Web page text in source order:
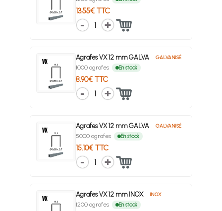
13.55€ TTC
1
Agrafes VX 12 mm GALVA GALVANISÉ
1000 agrafes En stock
8.90€ TTC
1
Agrafes VX 12 mm GALVA GALVANISÉ
5000 agrafes En stock
15.10€ TTC
1
Agrafes VX 12 mm INOX INOX
1200 agrafes En stock